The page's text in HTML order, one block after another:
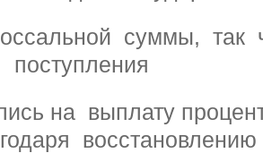
суммы,
на выплату
восстановлению